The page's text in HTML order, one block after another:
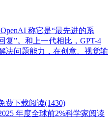
称它是“最先进的系
复”。和上一代相比，GPT-4
决问题能力，在创意、视觉输
费下载阅读(1430)
年度全球前2%科学家阅读